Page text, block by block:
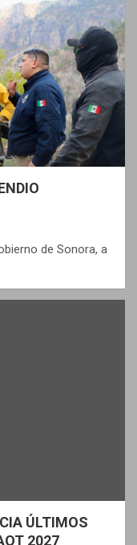
de Sonora, a
ÚLTIMOS
2027